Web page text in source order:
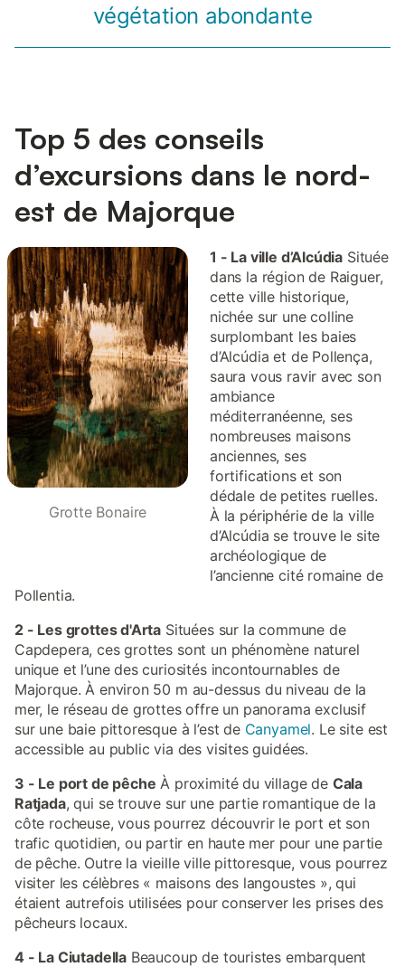
végétation abondante
Top 5 des conseils
d’excursions dans le nord-
est de Majorque
Grotte Bonaire
1 - La ville d’Alcúdia Située
dans la région de Raiguer,
cette ville historique,
nichée sur une colline
surplombant les baies
d’Alcúdia et de Pollença,
saura vous ravir avec son
ambiance
méditerranéenne, ses
nombreuses maisons
anciennes, ses
fortifications et son
dédale de petites ruelles.
À la périphérie de la ville
d’Alcúdia se trouve le site
archéologique de
l’ancienne cité romaine de
Pollentia.
2 - Les grottes d'Arta Situées sur la commune de
Capdepera, ces grottes sont un phénomène naturel
unique et l’une des curiosités incontournables de
Majorque. À environ 50 m au-dessus du niveau de la
mer, le réseau de grottes offre un panorama exclusif
sur une baie pittoresque à l’est de Canyamel. Le site est
accessible au public via des visites guidées.
3 - Le port de pêche À proximité du village de Cala
Ratjada, qui se trouve sur une partie romantique de la
côte rocheuse, vous pourrez découvrir le port et son
trafic quotidien, ou partir en haute mer pour une partie
de pêche. Outre la vieille ville pittoresque, vous pourrez
visiter les célèbres « maisons des langoustes », qui
étaient autrefois utilisées pour conserver les prises des
pêcheurs locaux.
4 - La Ciutadella Beaucoup de touristes embarquent